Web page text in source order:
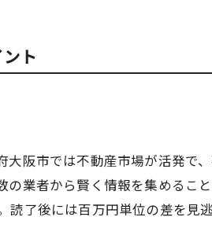
ト
阪市では不動産市場が活発で
業者から賢く情報を集めるこ
了後には百万円単位の差を見